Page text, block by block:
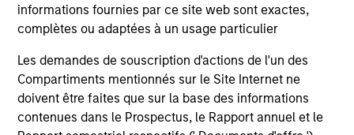
informations fournies par ce site web sont exactes,
complètes ou adaptées à un usage particulier
Les demandes de souscription d'actions de l'un des
Compartiments mentionnés sur le Site Internet ne
doivent être faites que sur la base des informations
contenues dans le Prospectus, le Rapport annuel et le